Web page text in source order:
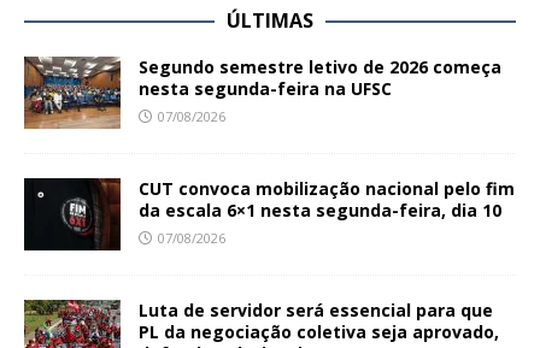
ÚLTIMAS
Segundo semestre letivo de 2026 começa
nesta segunda-feira na UFSC
07/08/2026
CUT convoca mobilização nacional pelo fim
da escala 6×1 nesta segunda-feira, dia 10
07/08/2026
Luta de servidor será essencial para que
PL da negociação coletiva seja aprovado,